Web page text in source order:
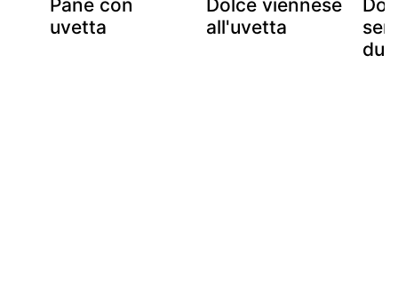
Pane con
uvetta
Dolce viennese
all'uvetta